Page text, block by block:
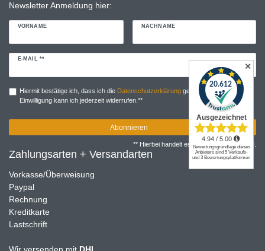
Newsletter Anmeldung hier:
VORNAME NACHNAME
E-MAIL **
Newsletter
Hiermit bestätige ich, dass ich die Daten­schutz­erklärunggelesen habe. Meine
Einwilligung kann ich jederzeit widerrufen.**
Abonnieren
** Hierbei handelt es sich um ein Pflichtfeld.
Zahlungsarten + Versandarten
Vorkasse/Überweisung
Paypal
Rechnung
Kreditkarte
Lastschrift
✕